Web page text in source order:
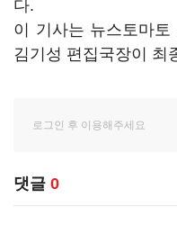
다.
이 기사는 뉴스토마
김기성 편집국장이 최
댓글 0